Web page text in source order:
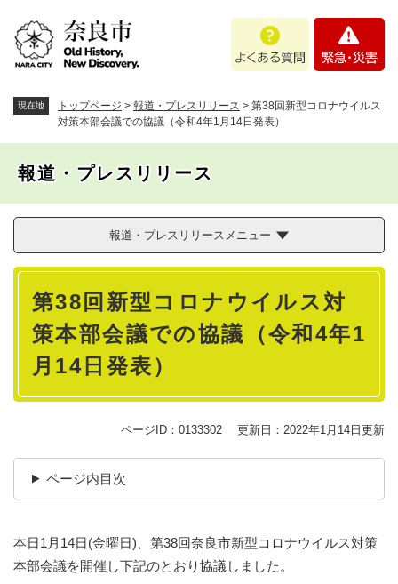
あ
問
・
現在地 トップページ > 報道・プレスリリース > 第38回新型コロナウイルス
対策本部会議での協議（令和4年1月14日発表）
報道・プレスリリース
報道・プレスリリースメニュー
本
第38回新型コロナウイルス対
策本部会議での協議（令和4年1
月14日発表）
ページID：0133302 更新日：2022年1月14日更新
ページ内目次
​本日1月14日(金曜日)、第38回奈良市新型コロナウイルス対策
本部会議を開催し下記のとおり協議しました。